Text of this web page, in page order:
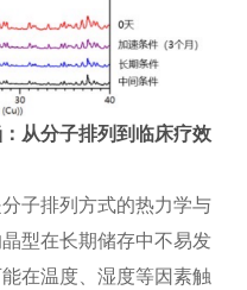
从分子排列到临床疗效
子排列方式的热力学与
型在长期储存中不易发
在温度、湿度等因素触